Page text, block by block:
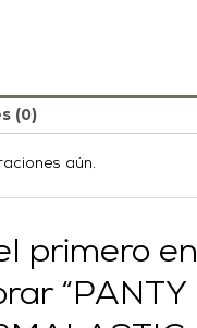
(0)
aún.
primero en
“PANTY